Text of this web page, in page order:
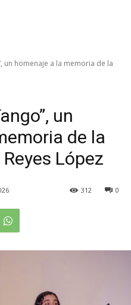
un homenaje a la memoria de la
un
de la
López
0
312